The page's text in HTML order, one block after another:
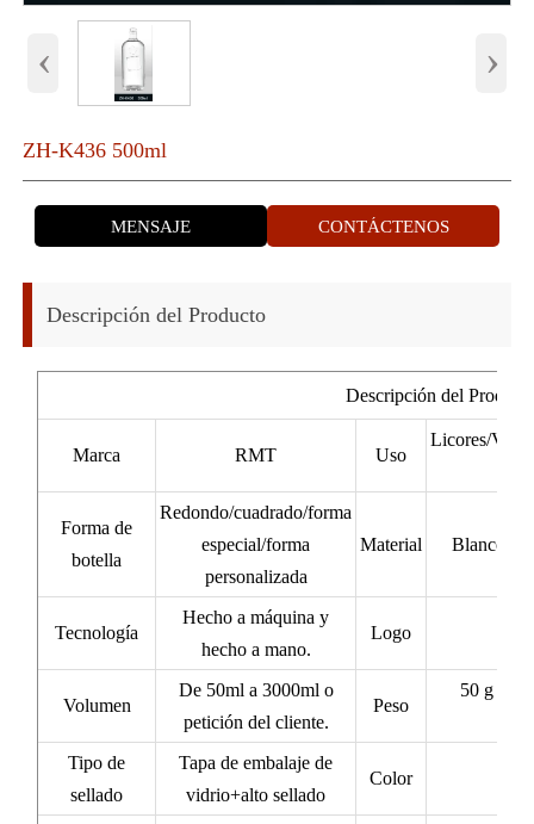
‹ ›
ZH-K436 500ml
MENSAJE CONTÁCTENOS
Descripción del Producto
Descripción del
Marca RMT Uso
Licores/
Forma de
botella
Redondo/cuadrado/forma
especial/forma
personalizada
Material Blanco
Tecnología
Hecho a máquina y
hecho a mano.
Logo
Volumen
De 50ml a 3000ml o
petición del cliente.
Peso
50 g -
Tipo de
sellado
Tapa de embalaje de
vidrio+alto sellado
Color